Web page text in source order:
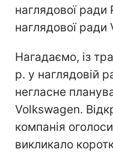
наглядової ради
наглядової ради
Нагадаємо, із
р. у наглядовій
негласне
Volkswagen.
компанія
викликало